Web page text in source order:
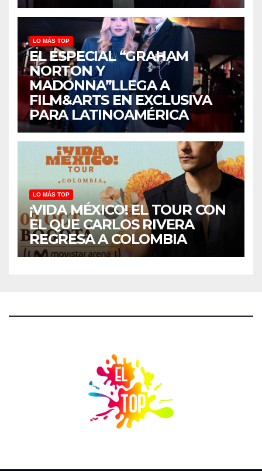
LO MÁS TOP
EL ESPECIAL “GRAHAM
NORTON Y
MADONNA”LLEGA A
FILM&ARTS EN EXCLUSIVA
PARA LATINOAMÉRICA
LO MÁS TOP
¡VIDA MÉXICO! EL TOUR CON
EL QUE CARLOS RIVERA
REGRESA A COLOMBIA